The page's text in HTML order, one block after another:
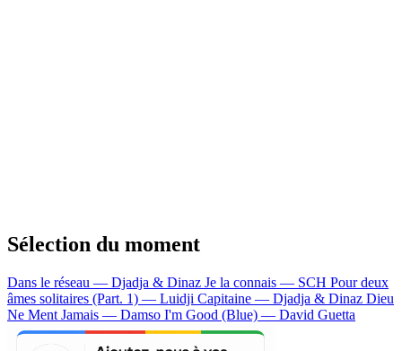
Sélection du moment
Dans le réseau — Djadja & Dinaz Je la connais — SCH Pour deux
âmes solitaires (Part. 1) — Luidji Capitaine — Djadja & Dinaz Dieu
Ne Ment Jamais — Damso I'm Good (Blue) — David Guetta